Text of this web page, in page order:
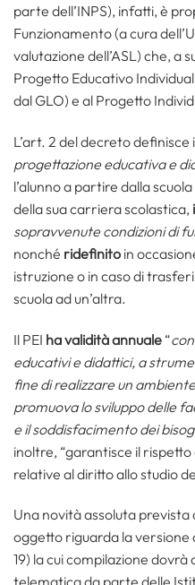
parte dell’INPS), infatti, è
Funzionamento (a cura
valutazione dell’ASL) che, a
Progetto Educativo
dal GLO) e al Progetto
L’art. 2 del decreto definisce
progettazione educativa e
l’alunno a partire dalla
della sua carriera scolastica,
sopravvenute condizioni di
nonché ridefinito in
istruzione o in caso di
scuola ad un’altra.
Il PEI ha validità annuale “
educativi e didattici, a
fine di realizzare un
promuova lo sviluppo delle
e il soddisfacimento dei
inoltre, “garantisce il
relative al diritto allo studio
Una novità assoluta
oggetto riguarda la versione
19) la cui compilazione